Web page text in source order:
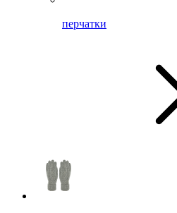
перчатки